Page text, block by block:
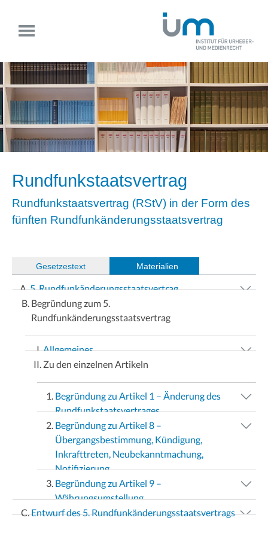
Rundfunkstaatsvertrag
Rundfunkstaatsvertrag (RStV) in der Form des
fünften Rundfunkänderungsstaatsvertrag
Materialien
(Gesetzestext
5. Rundfunkänderungsstaatsvertrag
Begründung zum 5.
Rundfunkänderungsstaatsvertrag
Allgemeines
Zu den einzelnen Artikeln
Begründung zu Artikel 1 – Änderung des
Rundfunkstaatsvertrages
Begründung zu Artikel 8 –
Übergangsbestimmung, Kündigung,
Inkrafttreten, Neubekanntmachung,
Notifizierung
Begründung zu Artikel 9 –
Währungsumstellung
Entwurf des 5. Rundfunkänderungsstaatsvertrags